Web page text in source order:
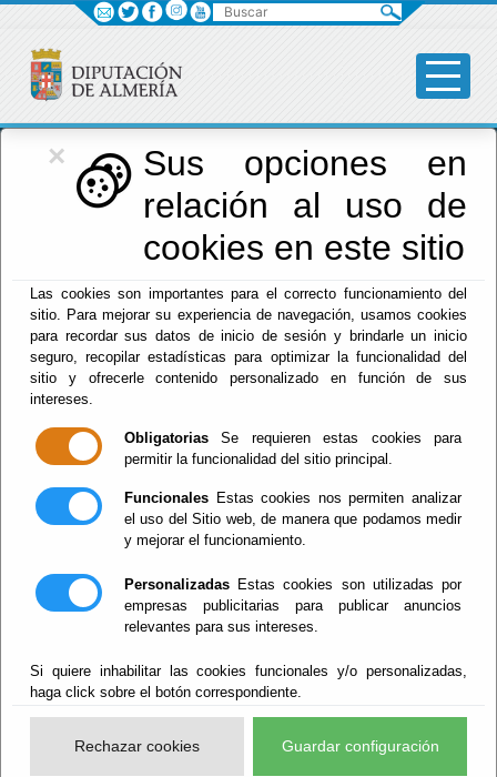
×
Sus opciones en
relación al uso de
cookies en este sitio
Las cookies son importantes para el correcto funcionamiento del
sitio. Para mejorar su experiencia de navegación, usamos cookies
para recordar sus datos de inicio de sesión y brindarle un inicio
seguro, recopilar estadísticas para optimizar la funcionalidad del
sitio y ofrecerle contenido personalizado en función de sus
intereses.
Obligatorias Se requieren estas cookies para
permitir la funcionalidad del sitio principal.
Funcionales Estas cookies nos permiten analizar
el uso del Sitio web, de manera que podamos medir
y mejorar el funcionamiento.
Personalizadas Estas cookies son utilizadas por
empresas publicitarias para publicar anuncios
relevantes para sus intereses.
Si quiere inhabilitar las cookies funcionales y/o personalizadas,
haga click sobre el botón correspondiente.
Rechazar cookies Guardar configuración
Diputación
Menú Diputación
Escuchar
EXPOSICIÓN "A
FLOR DE PIEL" -
CENTRO DE ARTE
Del : 31/07/2026 Al: 08/09/2026
Perido: 07 - Julio;08 - Agosto;09 - Septiembre
Tipo: Arte y Cultura
Ver evento
CASA MUSEO LA
CANANA
Del : 01/01/2025 Al: 30/11/2030
Lugar: Mojácar
Tipo: Arte y Cultura
Buscar